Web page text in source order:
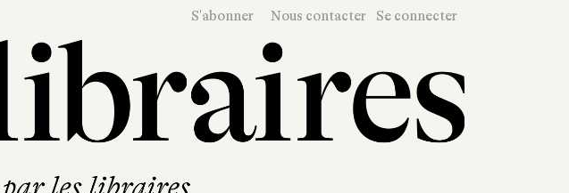
S'abonner Nous contacter Se connecter